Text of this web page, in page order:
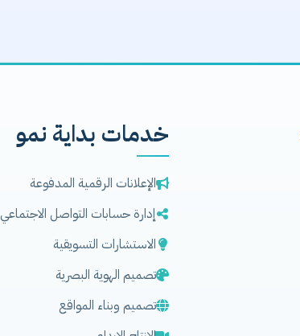
خدمات بداية نمو
الإعلانات الرقمية المدفوعة
إدارة حسابات التواصل الاجتماعي
الاستشارات التسويقية
تصميم الهوية البصرية
تصميم وبناء المواقع